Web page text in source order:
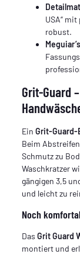
USA“
robust.
Grit-Guard
EinGrit-Guard-
Beim
Schmutz zu
Waschkratzer
gängigen 3,5
und leicht zu
Noch
DasGrit Guard
montiert und